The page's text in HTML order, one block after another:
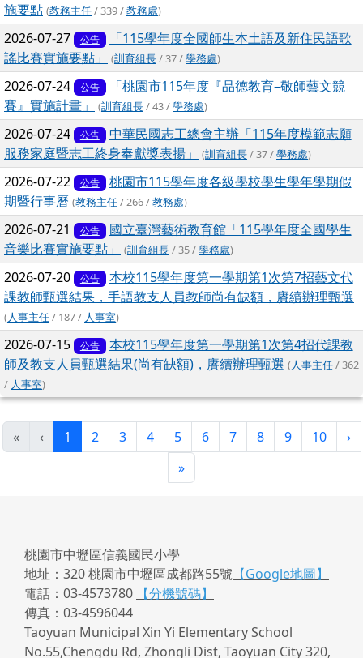
施要點 (教務主任/ 339 /教務處)
2026-07-27 公告
「115學年度全國師生本土語及新住民語歌
謠比賽實施要點」
(訓育組長/ 37 /學務處)
2026-07-24 公告
「桃園市115年度『品德教育–敬師藝文競
賽』實施計畫」
(訓育組長/ 43 /學務處)
2026-07-24 公告
中華民國志工總會主辦「115年度模範志願
服務家庭暨志工終身奉獻獎表揚」
(訓育組長/ 37 /學務處)
2026-07-22 公告
桃園市115學年度各級學校學生學年學期假
期暨行事曆 (教務主任/ 266 /教務處)
2026-07-21 公告
國立臺灣藝術教育館「115學年度全國學生
音樂比賽實施要點」
(訓育組長/ 35 /學務處)
2026-07-20 公告
本校115學年度第一學期第1次第7招藝文代
課教師甄選結果，手語教支人員教師尚有缺額，賡續辦理甄選
(人事主任/ 187 / 人事室)
2026-07-15 公告
本校115學年度第一學期第1次第4招代課教
師及教支人員甄選結果(尚有缺額)，賡續辦理甄選 (人事主任/ 362
/ 人事室)
« ‹ 1 (目前頁次)
2 3 4 5 6 7 8 9 10 ›
»最後頁
桃園市中壢區信義國民小學
地址：320 桃園市中壢區成都路55號 【Google地圖】
電話：03-4573780
【分機號碼】
傳真：03-4596044
Taoyuan Municipal Xin Yi Elementary School
No.55,Chengdu Rd, Zhongli Dist, Taoyuan City 320,